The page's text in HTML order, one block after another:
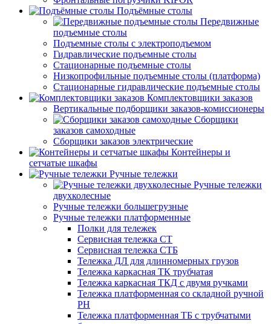
Подъёмные столы
Передвижные
подъемные столы
Подъемные столы с электроподъемом
Гидравлические подъемные столы
Стационарные подъемные столы
Низкопрофильные подъемные столы (платформа)
Стационарные гидравлические подъемные столы
Комплектовщики заказов
Вертикальные подборщики заказов-комиссионеры
Сборщики
заказов самоходные
Сборщики заказов электрические
Контейнеры и
сетчатые шкафы
Ручные тележки
Ручные тележки
двухколесные
Ручные тележки большегрузные
Ручные тележки платформенные
Полки для тележек
Сервисная тележка СТ
Сервисная тележка СТБ
Тележка ДЛ для длинномерных грузов
Тележка каркасная ТК трубчатая
Тележка каркасная ТКД с двумя ручками
Тележка платформенная со складной ручной
PH
Тележка платформенная ТБ с трубчатыми